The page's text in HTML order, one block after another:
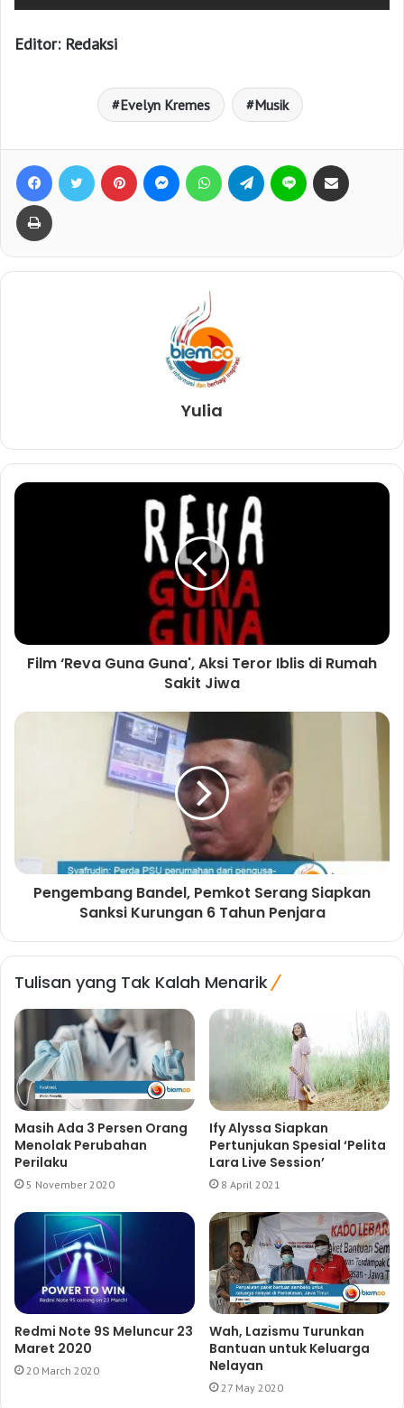
Editor: Redaksi
Evelyn Kremes Musik
Yulia
Film ‘Reva Guna Guna', Aksi Teror Iblis di Rumah
Sakit Jiwa
Pengembang Bandel, Pemkot Serang Siapkan
Sanksi Kurungan 6 Tahun Penjara
Tulisan yang Tak Kalah Menarik
Masih Ada 3 Persen Orang
Menolak Perubahan
Perilaku
5 November 2020
Ify Alyssa Siapkan
Pertunjukan Spesial ‘Pelita
Lara Live Session’
8 April 2021
Redmi Note 9S Meluncur 23
Maret 2020
20 March 2020
Wah, Lazismu Turunkan
Bantuan untuk Keluarga
Nelayan
27 May 2020